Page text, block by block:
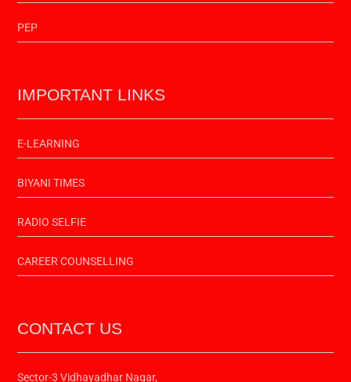
PEP
IMPORTANT LINKS
E-LEARNING
BIYANI TIMES
RADIO SELFIE
CAREER COUNSELLING
CONTACT US
Sector-3 Vidhayadhar Nagar,